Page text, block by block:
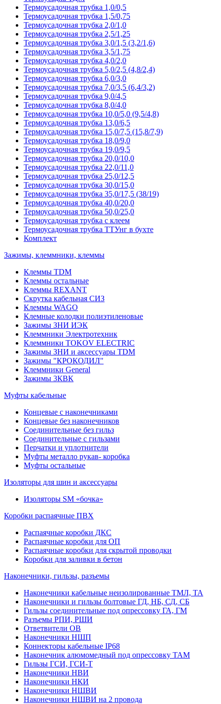
Термоусадочная трубка 1,0/0,5
Термоусадочная трубка 1,5/0,75
Термоусадочная трубка 2,0/1,0
Термоусадочная трубка 2,5/1,25
Термоусадочная трубка 3,0/1,5 (3,2/1,6)
Термоусадочная трубка 3,5/1,75
Термоусадочная трубка 4,0/2,0
Термоусадочная трубка 5,0/2,5 (4,8/2,4)
Термоусадочная трубка 6,0/3,0
Термоусадочная трубка 7,0/3,5 (6,4/3,2)
Термоусадочная трубка 9,0/4,5
Термоусадочная трубка 8,0/4,0
Термоусадочная трубка 10,0/5,0 (9,5/4,8)
Термоусадочная трубка 13,0/6,5
Термоусадочная трубка 15,0/7,5 (15,8/7,9)
Термоусадочная трубка 18,0/9,0
Термоусадочная трубка 19,0/9,5
Термоусадочная трубка 20,0/10,0
Термоусадочная трубка 22,0/11,0
Термоусадочная трубка 25,0/12,5
Термоусадочная трубка 30,0/15,0
Термоусадочная трубка 35,0/17,5 (38/19)
Термоусадочная трубка 40,0/20,0
Термоусадочная трубка 50,0/25,0
Термоусадочная трубка с клеем
Термоусадочная трубка ТТУнг в бухте
Комплект
Зажимы, клеммники, клеммы
Клеммы TDM
Клеммы остальные
Клеммы REXANT
Скрутка кабельная СИЗ
Клеммы WAGO
Клемные колодки полиэтиленовые
Зажимы ЗНИ ИЭК
Клеммники Электротехник
Клеммники TOKOV ELECTRIC
Зажимы ЗНИ и аксессуары TDM
Зажимы "КРОКОДИЛ"
Клеммники General
Зажимы 3КВК
Муфты кабельные
Концевые с наконечниками
Концевые без наконечников
Соединительные без гильз
Соединительные с гильзами
Перчатки и уплотнители
Муфты металло рукав- коробка
Муфты остальные
Изоляторы для шин и аксессуары
Изоляторы SM «бочка»
Коробки распаячные ПВХ
Распаячные коробки ДКС
Распаячные коробки для ОП
Распаячные коробки для скрытой проводки
Коробки для заливки в бетон
Наконечники, гильзы, разъемы
Наконечники кабельные неизолированные ТМЛ, ТА
Наконечники и гильзы болтовые ГД, НБ, СД, СБ
Гильзы соединительные под опрессовку ГА, ГМ
Разъемы РПИ, РШИ
Ответвители ОВ
Наконечники НШП
Коннекторы кабельные IP68
Наконечник алюмомедный под опрессовку ТАМ
Гильзы ГСИ, ГСИ-Т
Наконечники НВИ
Наконечники НКИ
Наконечники НШВИ
Наконечники НШВИ на 2 провода